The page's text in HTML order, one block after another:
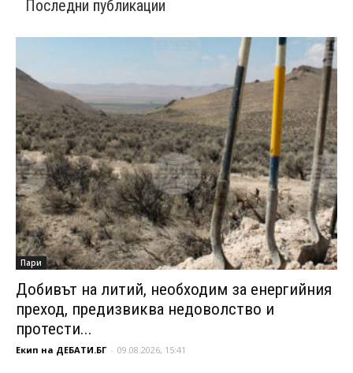
Последни публикации
Пари
Добивът на литий, необходим за енергийния
преход, предизвиква недоволство и
протести...
Екип на ДЕБАТИ.БГ - 09.08.2026, 15:41